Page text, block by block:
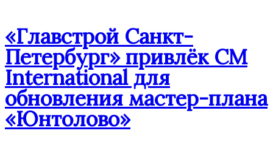
«Главстрой Санкт-
Петербург» привлёк CM
International для
обновления мастер-плана
«Юнтолово»